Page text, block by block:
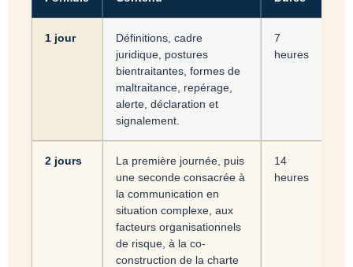
1 jour
Définitions, cadre
juridique, postures
bientraitantes, formes de
maltraitance, repérage,
alerte, déclaration et
signalement.
7
heures
2 jours
La première journée, puis
une seconde consacrée à
la communication en
situation complexe, aux
facteurs organisationnels
de risque, à la co-
construction de la charte
14
heures